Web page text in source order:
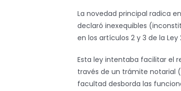
La novedad principal radica
declaró inexequibles
en los artículos 2 y 3 de la Ley
Esta ley intentaba facilitar el
través de un trámite notarial
facultad desborda las